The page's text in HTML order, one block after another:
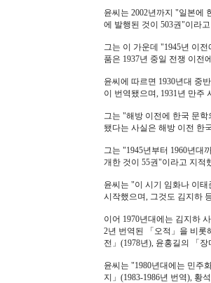
윤씨는 2002년까지 "일본에
에 발행된 것이 503권"이라
그는 이 가운데 "1945년 이
품은 1937년 중일 전쟁 이전
윤씨에 따르면 1930년대 중
이 번역됐으며, 1931년 만주
그는 "해방 이전에 한국 문
됐다는 사실은 해방 이전 한
그는 "1945년부터 1960년대
개한 것이 55권"이라고 지적
윤씨는 "이 시기 임화나 이
시작했으며, 그것도 김지하
이어 1970년대에는 김지하
2년 번역된 「오적」을 비롯
전」(1978년), 윤홍길의 「
윤씨는 "1980년대에는 민주
지」(1983-1986년 번역), 황